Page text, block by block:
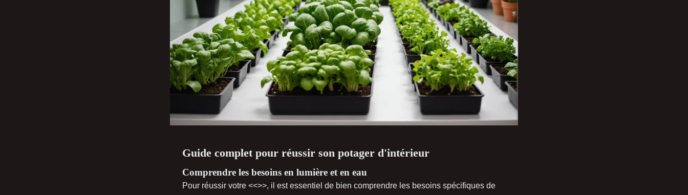
Guide complet pour réussir son potager d'intérieur
Comprendre les besoins en lumière et en eau
Pour réussir votre <<>>, il est essentiel de bien comprendre les besoins spécifiques de